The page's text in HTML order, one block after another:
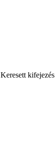
Keresett kifejezés